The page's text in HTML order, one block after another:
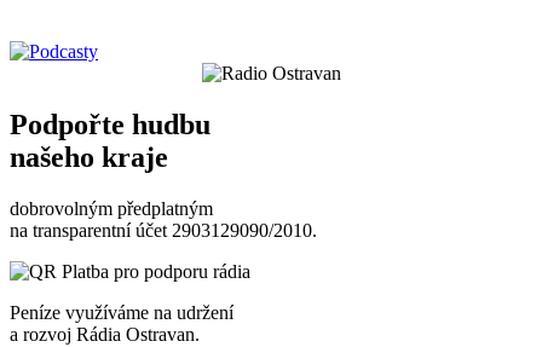
Podpořte hudbu
našeho kraje
dobrovolným předplatným
na transparentní účet 2903129090/2010.
Peníze využíváme na udržení
a rozvoj Rádia Ostravan.